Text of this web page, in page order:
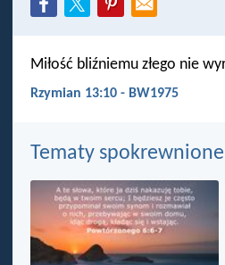
Miłość bliźniemu złego nie
Rzymian 13:10 - BW1975
Tematy spokrewnione